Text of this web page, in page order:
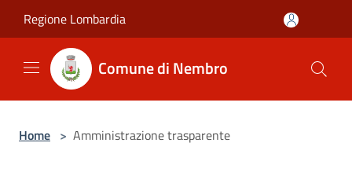
Regione Lombardia
Comune di Nembro
Home > Amministrazione trasparente